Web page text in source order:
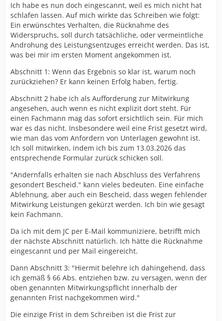
Ich habe es nun doch eingescannt, weil es mich nicht hat
schlafen lassen. Auf mich wirkte das Schreiben wie folgt:
Ein erwünschtes Verhalten, die Rücknahme des
Widerspruchs, soll durch tatsächliche, oder vermeintliche
Androhung des Leistungsentzuges erreicht werden. Das ist,
was bei mir im ersten Moment angekommen ist.
Abschnitt 1: Wenn das Ergebnis so klar ist, warum noch
zurückziehen? Er kann keinen Erfolg haben, fertig.
Abschnitt 2 habe ich als Aufforderung zur Mitwirkung
angesehen, auch wenn es nicht explizit dort steht. Für
einen Fachmann mag das sofort ersichtlich sein. Für mich
war es das nicht. Insbesondere weil eine Frist gesetzt wird,
wie man das vom Anfordern von Unterlagen gewohnt ist.
Ich soll mitwirken, indem ich bis zum 13.03.2026 das
entsprechende Formular zurück schicken soll.
"Andernfalls erhalten sie nach Abschluss des Verfahrens
gesondert Bescheid." kann vieles bedeuten. Eine einfache
Ablehnung, aber auch ein Bescheid, dass wegen fehlender
Mitwirkung Leistungen gekürzt werden. Ich bin wie gesagt
kein Fachmann.
Da ich mit dem JC per E-Mail kommuniziere, betrifft mich
der nächste Abschnitt natürlich. Ich hätte die Rücknahme
eingescannt und per Mail eingereicht.
Dann Abschnitt 3: "Hiermit belehre ich dahingehend, dass
ich gemäß § 66 Abs. entziehen bzw. zu versagen, wenn der
oben genannten Mitwirkungspflicht innerhalb der
genannten Frist nachgekommen wird."
Die einzige Frist in dem Schreiben ist die Frist zur